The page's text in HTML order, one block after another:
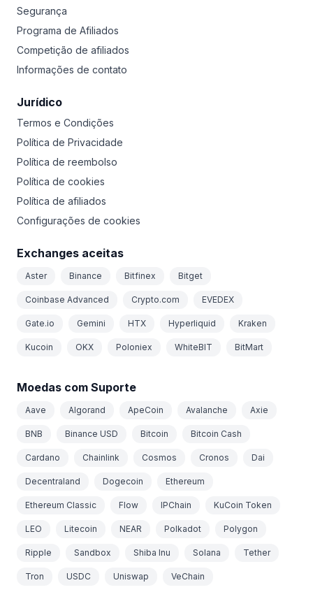
Segurança
Programa de Afiliados
Competição de afiliados
Informações de contato
Jurídico
Termos e Condições
Política de Privacidade
Política de reembolso
Política de cookies
Política de afiliados
Configurações de cookies
Exchanges aceitas
Aster Binance Bitfinex Bitget
Coinbase Advanced Crypto.com EVEDEX
Gate.io Gemini HTX Hyperliquid Kraken
Kucoin OKX Poloniex WhiteBIT BitMart
Moedas com Suporte
Aave Algorand ApeCoin Avalanche Axie
BNB Binance USD Bitcoin Bitcoin Cash
Cardano Chainlink Cosmos Cronos Dai
Decentraland Dogecoin Ethereum
Ethereum Classic Flow IPChain KuCoin Token
LEO Litecoin NEAR Polkadot Polygon
Ripple Sandbox Shiba Inu Solana Tether
Tron USDC Uniswap VeChain